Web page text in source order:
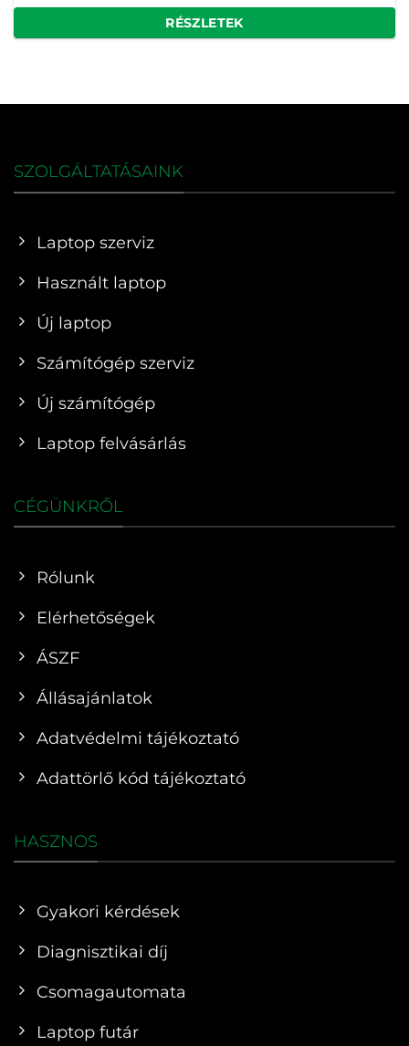
RÉSZLETEK
SZOLGÁLTATÁSAINK
Laptop szerviz
Használt laptop
Új laptop
Számítógép szerviz
Új számítógép
Laptop felvásárlás
CÉGÜNKRŐL
Rólunk
Elérhetőségek
ÁSZF
Állásajánlatok
Adatvédelmi tájékoztató
Adattörlő kód tájékoztató
HASZNOS
Gyakori kérdések
Diagnisztikai díj
Csomagautomata
Laptop futár